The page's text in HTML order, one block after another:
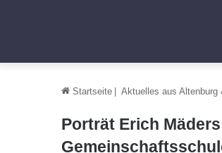
Startseite Aktuelles aus Altenburg
Porträt Erich